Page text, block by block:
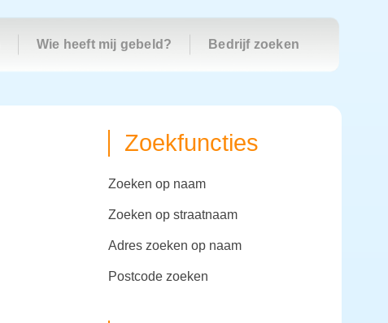
Wie heeft mij gebeld? Bedrijf zoeken
Zoekfuncties
zoeken op naam
zoeken op straatnaam
adres zoeken op naam
postcode zoeken